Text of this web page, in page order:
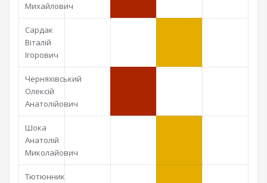
Михайлович
Сардак
Віталій
Ігорович
Черняхівський
Олексій
Анатолійович
Шока
Анатолій
Миколайович
Тютюнник